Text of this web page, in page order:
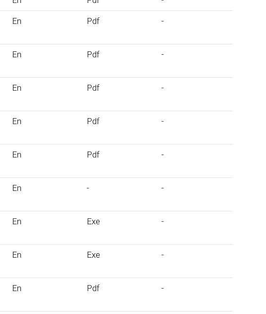
En Pdf -
En Pdf -
En Pdf -
En Pdf -
En Pdf -
En - -
En Exe -
En Exe -
En Pdf -